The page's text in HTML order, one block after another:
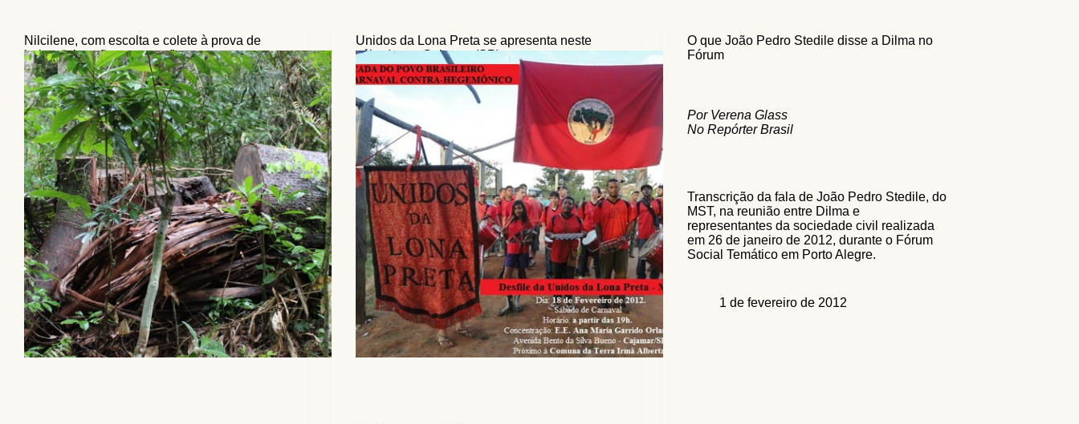
Nilcilene, com escolta e colete à prova de
balas: “eles vão me matar”
Unidos da Lona Preta se apresenta neste
sábado em Cajamar (SP)
O que João Pedro Stedile disse a Dilma no
Fórum
Por Verena Glass
No Repórter Brasil
Transcrição da fala de João Pedro Stedile, do
MST, na reunião entre Dilma e
representantes da sociedade civil realizada
em 26 de janeiro de 2012, durante o Fórum
Social Temático em Porto Alegre.
1 de fevereiro de 2012